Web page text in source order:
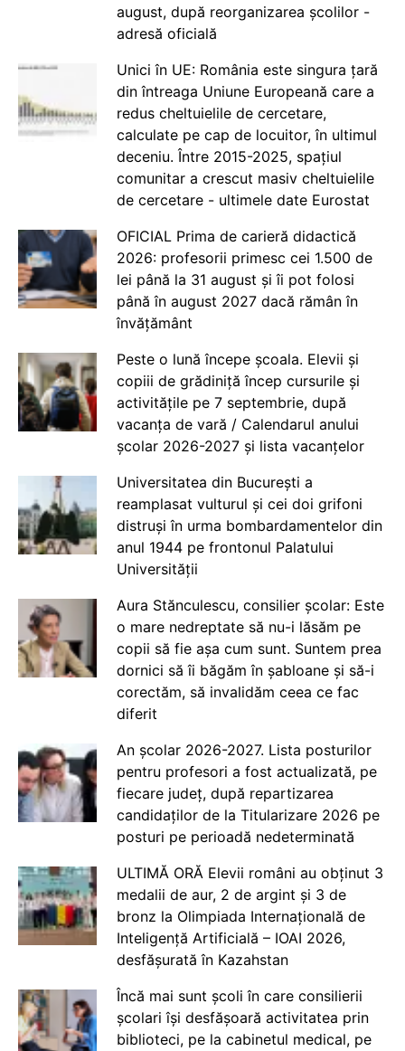
august, după reorganizarea școlilor -
adresă oficială
Unici în UE: România este singura țară
din întreaga Uniune Europeană care a
redus cheltuielile de cercetare,
calculate pe cap de locuitor, în ultimul
deceniu. Între 2015-2025, spațiul
comunitar a crescut masiv cheltuielile
de cercetare - ultimele date Eurostat
OFICIAL Prima de carieră didactică
2026: profesorii primesc cei 1.500 de
lei până la 31 august și îi pot folosi
până în august 2027 dacă rămân în
învățământ
Peste o lună începe școala. Elevii și
copiii de grădiniță încep cursurile și
activitățile pe 7 septembrie, după
vacanța de vară / Calendarul anului
școlar 2026-2027 și lista vacanțelor
Universitatea din București a
reamplasat vulturul și cei doi grifoni
distruși în urma bombardamentelor din
anul 1944 pe frontonul Palatului
Universității
Aura Stănculescu, consilier școlar: Este
o mare nedreptate să nu-i lăsăm pe
copii să fie așa cum sunt. Suntem prea
dornici să îi băgăm în șabloane și să-i
corectăm, să invalidăm ceea ce fac
diferit
An școlar 2026-2027. Lista posturilor
pentru profesori a fost actualizată, pe
fiecare județ, după repartizarea
candidaților de la Titularizare 2026 pe
posturi pe perioadă nedeterminată
ULTIMĂ ORĂ Elevii români au obținut 3
medalii de aur, 2 de argint și 3 de
bronz la Olimpiada Internațională de
Inteligență Artificială – IOAI 2026,
desfășurată în Kazahstan
Încă mai sunt școli în care consilierii
școlari își desfășoară activitatea prin
biblioteci, pe la cabinetul medical, pe